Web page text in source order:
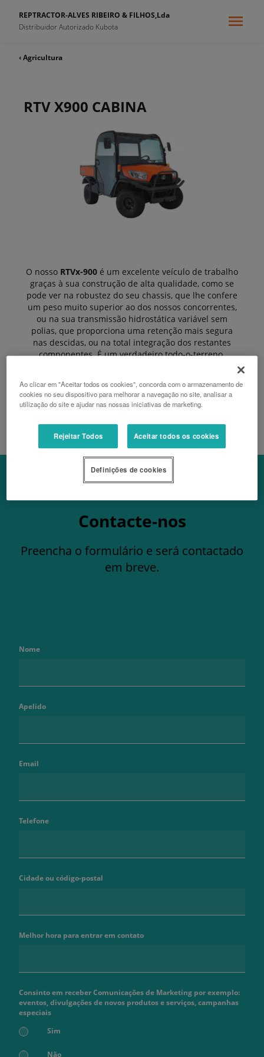
REPTRACTOR-ALVES RIBEIRO & FILHOS,Lda
Distribuidor Autorizado Kubota
‹ Agricultura
RTV X900 CABINA
O nosso RTVx-900 é um excelente veículo de trabalho
graças à sua construção de alta qualidade, como se
pode ver na robustez do seu chassis, que lhe confere
um peso muito superior ao dos nossos concorrentes,
ou na sua transmissão hidrostática variável sem
polias, que proporciona uma retenção mais segura
nas descidas, ou na total integração dos restantes
componentes. É um verdadeiro todo-o-terreno.
PEDIR UM ORÇAMENTO
Contacte-nos
Preencha o formulário e será contactado
em breve.
Nome
Apelido
Email
Telefone
Cidade ou código-postal
Melhor hora para entrar em contato
Consinto em receber Comunicações de Marketing por exemplo:
eventos, divulgações de novos produtos e serviços, campanhas
especiais
Sim
Não
Ao clicar em "Aceitar todos os cookies", concorda com o armazenamento de
cookies no seu dispositivo para melhorar a navegação no site, analisar a
utilização do site e ajudar nas nossas iniciativas de marketing.
Rejeitar Todos Aceitar todos os cookies
Definições de cookies